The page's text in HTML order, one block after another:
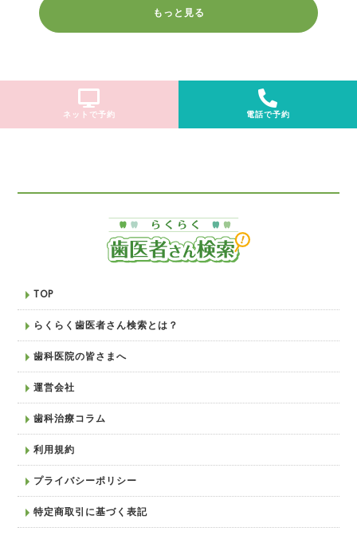
もっと見る
ネットで予約 電話で予約
TOP
らくらく歯医者さん検索とは？
歯科医院の皆さまへ
運営会社
歯科治療コラム
利用規約
プライバシーポリシー
特定商取引に基づく表記